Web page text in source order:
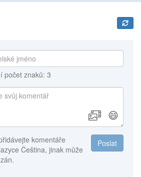
počet znaků: 3
😄
Poslat
komentáře
Čeština, jinak může